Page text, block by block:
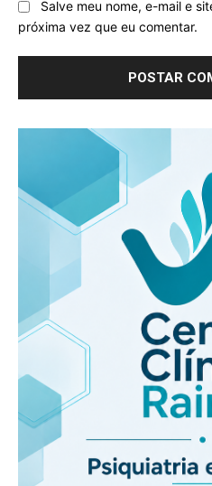
Salve meu nome, e-mail e
próxima vez que eu comentar.